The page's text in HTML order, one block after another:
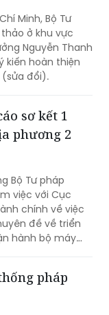
định vai trò đi
về kiến tạo
phát triển,
đầu tàu dẫn dắt
sáng tạo và
Minh, Bộ Tư
ở khu vực
Nguyễn Thanh
kiến hoàn thiện
(sửa đổi).
sơ kết 1
phương 2
Bộ Tư pháp
việc với Cục
chính về việc
đề về triển
hành bộ máy
pháp